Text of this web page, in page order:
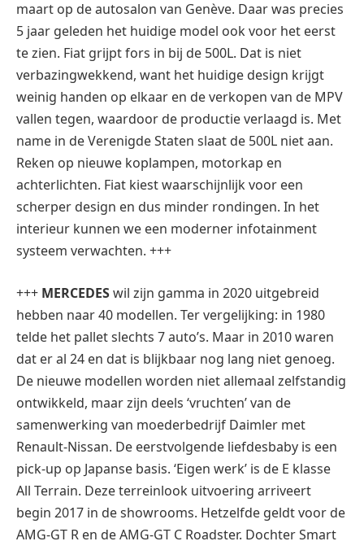
maart op de autosalon van Genève. Daar was precies
5 jaar geleden het huidige model ook voor het eerst
te zien. Fiat grijpt fors in bij de 500L. Dat is niet
verbazingwekkend, want het huidige design krijgt
weinig handen op elkaar en de verkopen van de MPV
vallen tegen, waardoor de productie verlaagd is. Met
name in de Verenigde Staten slaat de 500L niet aan.
Reken op nieuwe koplampen, motorkap en
achterlichten. Fiat kiest waarschijnlijk voor een
scherper design en dus minder rondingen. In het
interieur kunnen we een moderner infotainment
systeem verwachten. +++
+++ MERCEDESwil zijn gamma in 2020 uitgebreid
hebben naar 40 modellen. Ter vergelijking: in 1980
telde het pallet slechts 7 auto’s. Maar in 2010 waren
dat er al 24 en dat is blijkbaar nog lang niet genoeg.
De nieuwe modellen worden niet allemaal zelfstandig
ontwikkeld, maar zijn deels ‘vruchten’ van de
samenwerking van moederbedrijf Daimler met
Renault-Nissan. De eerstvolgende liefdesbaby is een
pick-up op Japanse basis. ‘Eigen werk’ is de E klasse
All Terrain. Deze terreinlook uitvoering arriveert
begin 2017 in de showrooms. Hetzelfde geldt voor de
AMG-GT R en de AMG-GT C Roadster. Dochter Smart